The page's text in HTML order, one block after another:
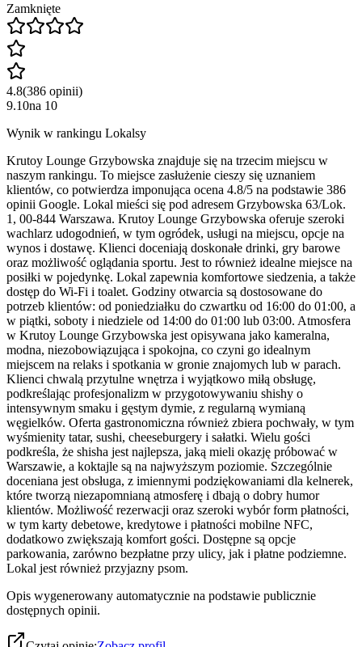
Zamknięte
4.8(386 opinii)
9.10na 10
Wynik w rankingu Lokalsy
Krutoy Lounge Grzybowska znajduje się na trzecim miejscu w
naszym rankingu. To miejsce zasłużenie cieszy się uznaniem
klientów, co potwierdza imponująca ocena 4.8/5 na podstawie 386
opinii Google. Lokal mieści się pod adresem Grzybowska 63/Lok.
1, 00-844 Warszawa. Krutoy Lounge Grzybowska oferuje szeroki
wachlarz udogodnień, w tym ogródek, usługi na miejscu, opcje na
wynos i dostawę. Klienci doceniają doskonałe drinki, gry barowe
oraz możliwość oglądania sportu. Jest to również idealne miejsce na
posiłki w pojedynkę. Lokal zapewnia komfortowe siedzenia, a także
dostęp do Wi-Fi i toalet. Godziny otwarcia są dostosowane do
potrzeb klientów: od poniedziałku do czwartku od 16:00 do 01:00, a
w piątki, soboty i niedziele od 14:00 do 01:00 lub 03:00. Atmosfera
w Krutoy Lounge Grzybowska jest opisywana jako kameralna,
modna, niezobowiązująca i spokojna, co czyni go idealnym
miejscem na relaks i spotkania w gronie znajomych lub w parach.
Klienci chwalą przytulne wnętrza i wyjątkowo miłą obsługę,
podkreślając profesjonalizm w przygotowywaniu shishy o
intensywnym smaku i gęstym dymie, z regularną wymianą
węgielków. Oferta gastronomiczna również zbiera pochwały, w tym
wyśmienity tatar, sushi, cheeseburgery i sałatki. Wielu gości
podkreśla, że shisha jest najlepsza, jaką mieli okazję próbować w
Warszawie, a koktajle są na najwyższym poziomie. Szczególnie
doceniana jest obsługa, z imiennymi podziękowaniami dla kelnerek,
które tworzą niezapomnianą atmosferę i dbają o dobry humor
klientów. Możliwość rezerwacji oraz szeroki wybór form płatności,
w tym karty debetowe, kredytowe i płatności mobilne NFC,
dodatkowo zwiększają komfort gości. Dostępne są opcje
parkowania, zarówno bezpłatne przy ulicy, jak i płatne podziemne.
Lokal jest również przyjazny psom.
Opis wygenerowany automatycznie na podstawie publicznie
dostępnych opinii.